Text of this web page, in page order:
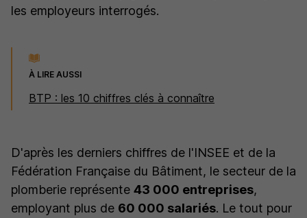
les employeurs interrogés.
À LIRE AUSSI
BTP : les 10 chiffres clés à connaître
D'après les derniers chiffres de l'INSEE et de la
Fédération Française du Bâtiment, le secteur de la
plomberie représente 43 000 entreprises,
employant plus de 60 000 salariés. Le tout pour